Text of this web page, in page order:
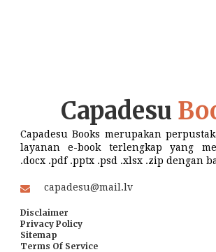
Capadesu
Capadesu Books merupakan
layanan e-book terlengkap yang
.docx .pdf .pptx .psd .xlsx .zip dengan
capadesu@mail.lv
Disclaimer
Privacy Policy
Sitemap
Terms Of Service